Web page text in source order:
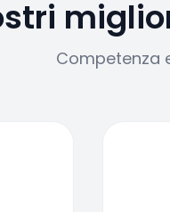
Competenza